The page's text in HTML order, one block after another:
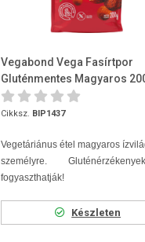
Vegabond Vega Fasírtpor
Gluténmentes Magyaros
Cikksz. BIP1437
Vegetáriánus étel magyaros
személyre.
fogyaszthatják!
Készleten